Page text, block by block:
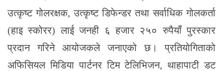
उत्कृष्ट गोलरक्षक, उत्कृष्ट डिफेन्डर तथा सर्वाधिक गोलकर्ता
(हाइ स्कोरर) लाई जनही ६ हजार २५० रुपैयाँ पुरस्कार
प्रदान गरिने आयोजकले जनाएको छ। प्रतियोगिताको
अफिसियल मिडिया पार्टनर टिम टेलिभिजन, थाहापाटी डट